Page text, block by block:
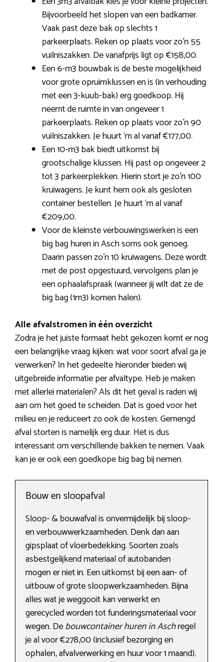
Bijvoorbeeld het slopen van een badkamer.
Vaak past deze bak op slechts 1
parkeerplaats. Reken op plaats voor zo’n 55
vuilniszakken. De vanafprijs ligt op €158,00.
Een 6-m3 bouwbak is de beste mogelijkheid
voor grote opruimklussen en is (in verhouding
met een 3-kuub-bak) erg goedkoop. Hij
neemt de ruimte in van ongeveer 1
parkeerplaats. Reken op plaats voor zo’n 90
vuilniszakken. Je huurt ‘m al vanaf €177,00.
Een 10-m3 bak biedt uitkomst bij
grootschalige klussen. Hij past op ongeveer 2
tot 3 parkeerplekken. Hierin stort je zo’n 100
kruiwagens. Je kunt hem ook als gesloten
container bestellen. Je huurt ‘m al vanaf
€209,00.
Voor de kleinste verbouwingswerken is een
big bag huren in Asch soms ook genoeg.
Daarin passen zo’n 10 kruiwagens. Deze wordt
met de post opgestuurd, vervolgens plan je
een ophaalafspraak (wanneer jij wilt dat ze de
big bag (1m3) komen halen).
Alle afvalstromen in één overzicht
Zodra je het juiste formaat hebt gekozen komt er nog
een belangrijke vraag kijken: wat voor soort afval ga je
verwerken? In het gedeelte hieronder bieden wij
uitgebreide informatie per afvaltype. Heb je maken
met allerlei materialen? Als dit het geval is raden wij
aan om het goed te scheiden. Dat is goed voor het
milieu en je reduceert zo ook de kosten. Gemengd
afval storten is namelijk erg duur. Het is dus
interessant om verschillende bakken te nemen. Vaak
kan je er ook een goedkope big bag bij nemen.
Bouw en sloopafval
Sloop- & bouwafval is onvermijdelijk bij sloop-
en verbouwwerkzaamheden. Denk dan aan
gipsplaat of vloerbedekking. Soorten zoals
asbestgelijkend materiaal of autobanden
mogen er niet in. Een uitkomst bij een aan- of
uitbouw of grote sloopwerkzaamheden. Bijna
alles wat je weggooit kan verwerkt en
gerecycled worden tot funderingsmateriaal voor
wegen. Debouwcontainer huren in Aschregel
je al voor €278,00 (inclusief bezorging en
ophalen, afvalverwerking en huur voor 1 maand).